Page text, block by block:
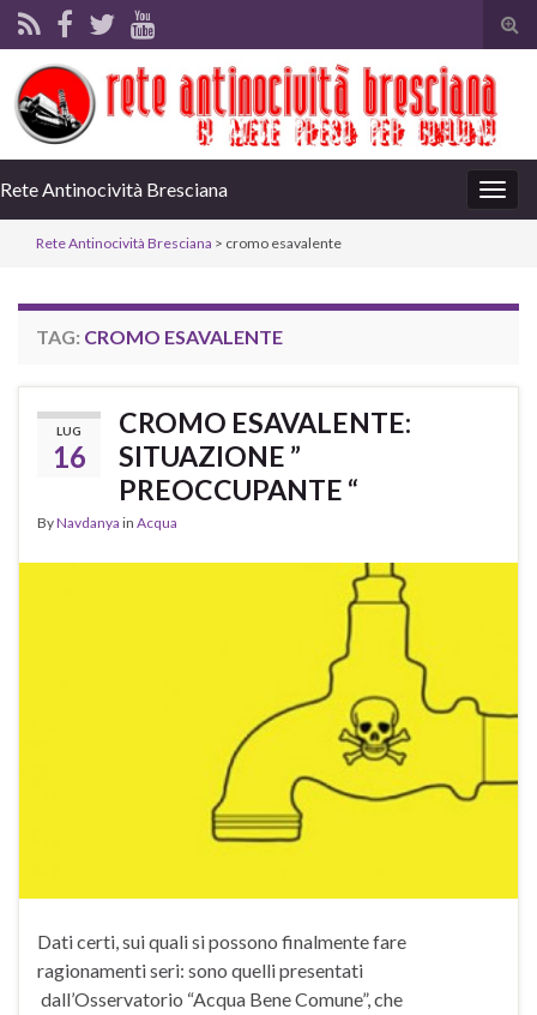
Rete Antinocività Bresciana
Rete Antinocività Bresciana > cromo esavalente
TAG: CROMO ESAVALENTE
LUG
16
CROMO ESAVALENTE:
SITUAZIONE ”
PREOCCUPANTE “
ByNavdanya in Acqua
Dati certi, sui quali si possono finalmente fare
ragionamenti seri: sono quelli presentati
dall’Osservatorio “Acqua Bene Comune”, che